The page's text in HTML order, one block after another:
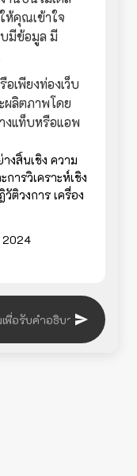
ห้คุณเข้าใจ
บมีข้อมูล มี
เพียงท่องเว็บ
ผลิตภาพโดย
งแท็บหรือแอพ
งสิ้นเชิง ความ
ารวิเคราะห์เชิง
ติวงการ เครื่อง
2024